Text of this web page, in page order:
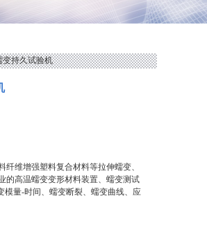
持久试验机
维增强塑料复合材料等拉伸蠕变、
的高温蠕变变形材料装置、蠕变测试
模量-时间、蠕变断裂、蠕变曲线、应